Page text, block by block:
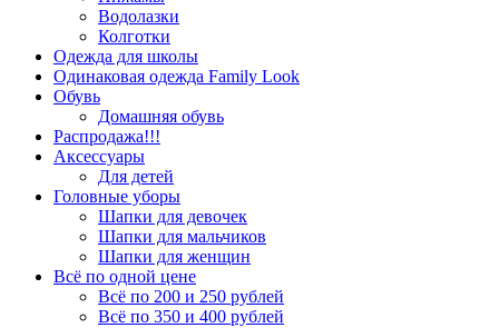
Водолазки
Колготки
Одежда для школы
Одинаковая одежда Family Look
Обувь
Домашняя обувь
Распродажа!!!
Аксессуары
Для детей
Головные уборы
Шапки для девочек
Шапки для мальчиков
Шапки для женщин
Всё по одной цене
Всё по 200 и 250 рублей
Всё по 350 и 400 рублей